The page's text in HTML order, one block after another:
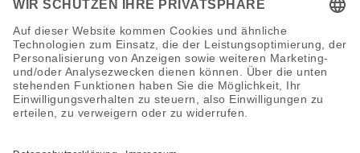
Neuigkeiten und Angebote via E-Mail
erhalten
Abonnieren
Abmeldung jederzeit möglich.